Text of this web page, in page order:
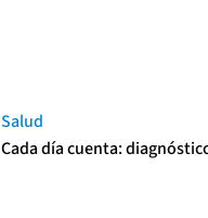
Salud
Cada día cuenta: